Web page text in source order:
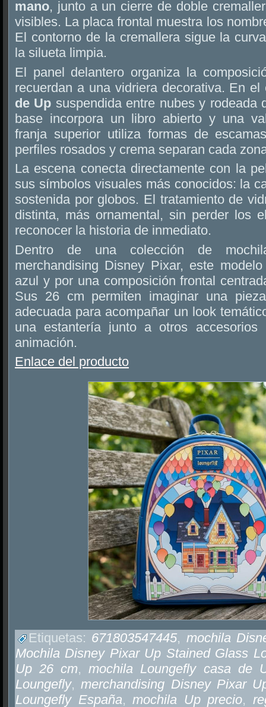
mano, junto a un cierre de doble
visibles. La placa frontal muestra los
El contorno de la cremallera sigue la
la silueta limpia.
El panel delantero organiza la
recuerdan a una vidriera decorativa. En
de Up suspendida entre nubes y rodeada
base incorpora un libro abierto y una
franja superior utiliza formas de
perfiles rosados y crema separan cada
La escena conecta directamente con la
sus símbolos visuales más conocidos: la
sostenida por globos. El tratamiento de
distinta, más ornamental, sin perder los
reconocer la historia de inmediato.
Dentro de una colección de
merchandising Disney Pixar, este
azul y por una composición frontal
Sus 26 cm permiten imaginar una
adecuada para acompañar un look
una estantería junto a otros
animación.
Enlace del producto
Etiquetas: 671803547445, mochila
Mochila Disney Pixar Up Stained Glass
Up 26 cm,mochila Loungefly casa de
Loungefly,merchandising Disney Pixar
Loungefly España,mochila Up precio,